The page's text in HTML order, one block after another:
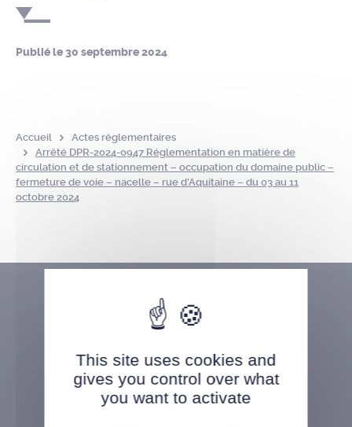
Publié le30 septembre 2024
Accueil
Actes réglementaires
Arrêté DPR-2024-0947 Réglementation en matière de
circulation et de stationnement – occupation du domaine public –
fermeture de voie – nacelle – rue d’Aquitaine – du 03 au 11
octobre 2024
This site uses cookies and
gives you control over what
you want to activate